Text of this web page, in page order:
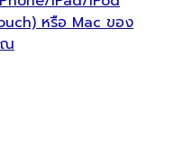
หรือ Mac ของ